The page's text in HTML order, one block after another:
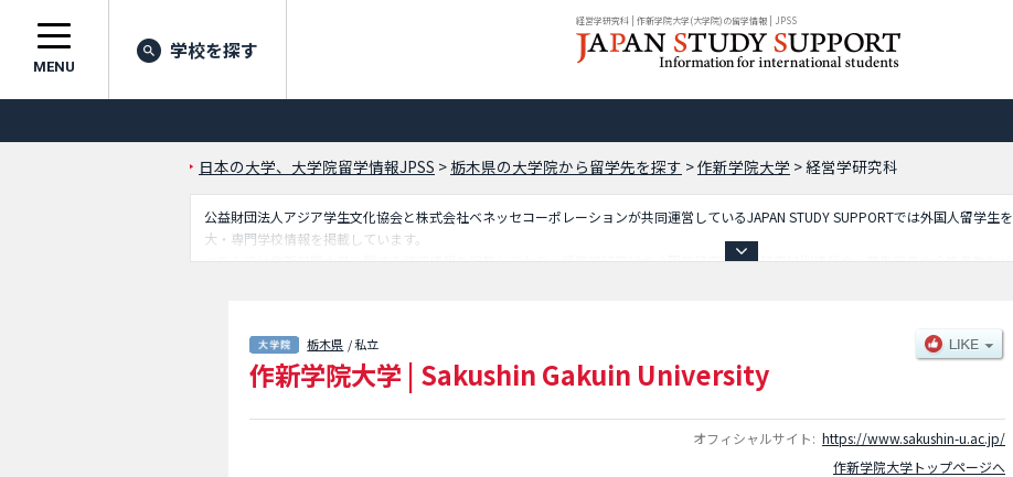
経営学研究科 | 作新学院大学(大学院)の留学情報 | JPSS
MENU
学校を探す
日本の大学、大学院留学情報JPSS >栃木県の大学院から留学先を探す >作新学院大学 >経営学研究科
公益財団法人アジア学生文化協会と株式会社ベネッセコーポレーションが共同運営しているJAPAN STUDY SUPPORTでは外国人留学
大・専門学校情報を掲載しています。
こちらでは作新学院大学に関する詳細情報を記載しており、経営学研究科や心理学研究科等、研究科別情報や、募集定員や合格者数な
栃木県 / 私立
作新学院大学 | Sakushin Gakuin University
オフィシャルサイト: https://www.sakushin-u.ac.jp/
作新学院大学トップページへ